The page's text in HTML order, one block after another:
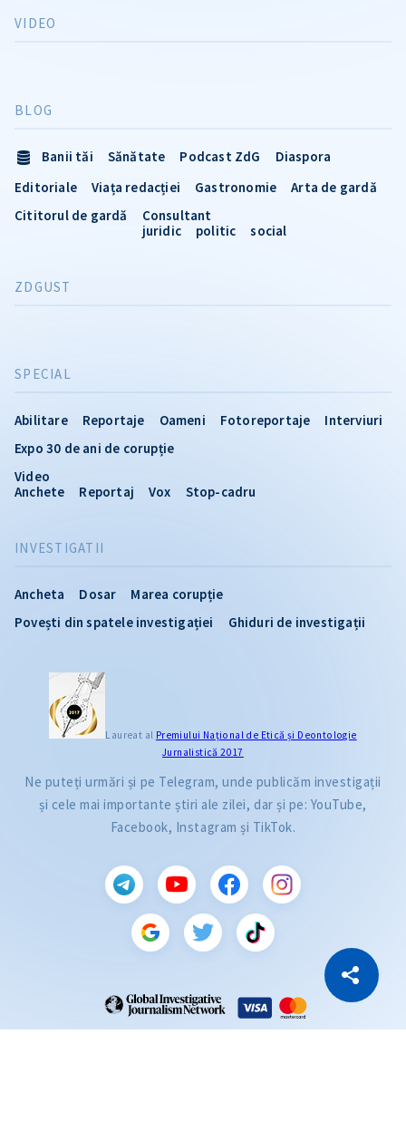
Copiază Link
INVESTIGATII
Ancheta Dosar
Marea corupție
Povești din spatele investigației
Ghiduri de investigații
VIDEO
SPECIAL
Abilitare Reportaje Oameni Fotoreportaje
Interviuri
Expo 30 de ani de corupție
Video
Anchete
Reportaj Vox Stop-cadru
BLOG
Banii tăi Sănătate Podcast ZdG
Diaspora
Editoriale
Viața redacției Gastronomie
Arta de gardă
Cititorul de gardă
Consultant
juridic
politic social
ZDGUST
Laureat al Premiului Naţional de Etică și Deontologie
Jurnalistică 2017
Ne puteți urmări și pe Telegram, unde publicăm investigații
și cele mai importante știri ale zilei, dar și pe: YouTube,
Facebook, Instagram și TikTok.